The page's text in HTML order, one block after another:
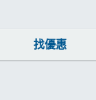
找優惠